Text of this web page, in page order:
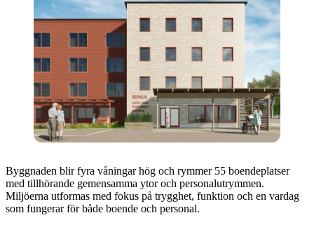
Byggnaden blir fyra våningar hög och rymmer 55 boendeplatser
med tillhörande gemensamma ytor och personalutrymmen.
Miljöerna utformas med fokus på trygghet, funktion och en vardag
som fungerar för både boende och personal.